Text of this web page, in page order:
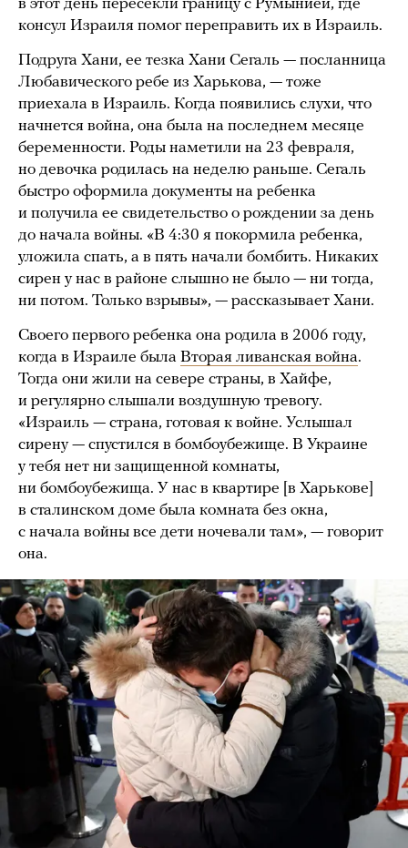
в этот день пересекли границу с Румынией, где
консул Израиля помог переправить их в Израиль.
Подруга Хани, ее тезка Хани Сегаль — посланница
Любавического ребе из Харькова, — тоже
приехала в Израиль. Когда появились слухи, что
начнется война, она была на последнем месяце
беременности. Роды наметили на 23 февраля,
но девочка родилась на неделю раньше. Сегаль
быстро оформила документы на ребенка
и получила ее свидетельство о рождении за день
до начала войны. «В 4:30 я покормила ребенка,
уложила спать, а в пять начали бомбить. Никаких
сирен у нас в районе слышно не было — ни тогда,
ни потом. Только взрывы», — рассказывает Хани.
Своего первого ребенка она родила в 2006 году,
когда в Израиле была Вторая ливанская война.
Тогда они жили на севере страны, в Хайфе,
и регулярно слышали воздушную тревогу.
«Израиль — страна, готовая к войне. Услышал
сирену — спустился в бомбоубежище. В Украине
у тебя нет ни защищенной комнаты,
ни бомбоубежища. У нас в квартире [в Харькове]
в сталинском доме была комната без окна,
с начала войны все дети ночевали там», — говорит
она.